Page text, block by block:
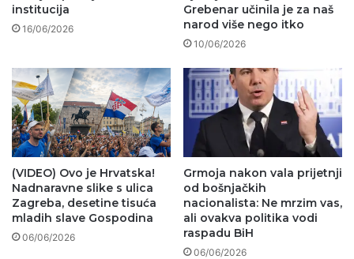
institucija
16/06/2026
Grebenar učinila je za naš
narod više nego itko
10/06/2026
(VIDEO) Ovo je Hrvatska!
Nadnaravne slike s ulica
Zagreba, desetine tisuća
mladih slave Gospodina
06/06/2026
Grmoja nakon vala prijetnji
od bošnjačkih
nacionalista: Ne mrzim vas,
ali ovakva politika vodi
raspadu BiH
06/06/2026